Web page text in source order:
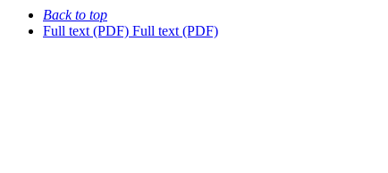
Back to top
Full text (PDF) Full text (PDF)